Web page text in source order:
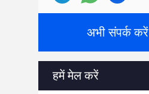
अभी संपर्क करें
हमें मेल करें